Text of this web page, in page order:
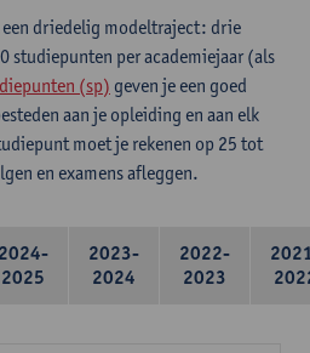
driedelig modeltraject: drie
studiepunten per academiejaar (als
(sp) geven je een goed
aan je opleiding en aan elk
moet je rekenen op 25 tot
en examens afleggen.
2024-
2025
2023-
2024
2022-
2023